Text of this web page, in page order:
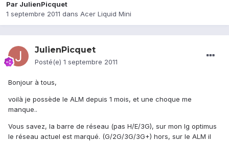
Par JulienPicquet
1 septembre 2011 dans Acer Liquid Mini
JulienPicquet
Posté(e) 1 septembre 2011
Bonjour à tous,
voilà je possède le ALM depuis 1 mois, et une choque me
manque..
Vous savez, la barre de réseau (pas H/E/3G), sur mon lg optimus
le réseau actuel est marqué. (G/2G/3G/3G+) hors, sur le ALM il